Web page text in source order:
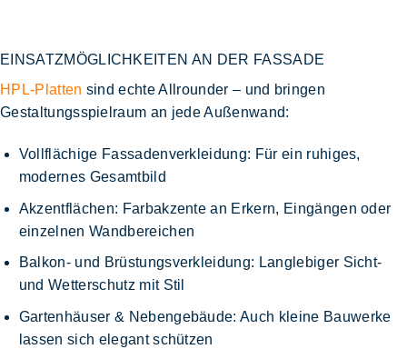
EINSATZMÖGLICHKEITEN AN DER FASSADE
HPL-Platten sind echte Allrounder – und bringen
Gestaltungsspielraum an jede Außenwand:
Vollflächige Fassadenverkleidung: Für ein ruhiges,
modernes Gesamtbild
Akzentflächen: Farbakzente an Erkern, Eingängen oder
einzelnen Wandbereichen
Balkon- und Brüstungsverkleidung: Langlebiger Sicht-
und Wetterschutz mit Stil
Gartenhäuser & Nebengebäude: Auch kleine Bauwerke
lassen sich elegant schützen